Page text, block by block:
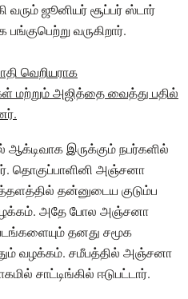
வரும் ஜூனியர் சூப்பர் ஸ்டார்
வருகிறார்.
வெறியராக
மற்றும் அஜித்தை வைத்து பதில்
இருக்கும் நபர்களில்
தொகுப்பாளினி அஞ்சனா
தன்னுடைய குடும்ப
வழக்கம். அதே போல அஞ்சனா
தனது சமூக
வழக்கம். சமீபத்தில் அஞ்சனா
சாட்டிங்கில் ஈடுபட்டார்.